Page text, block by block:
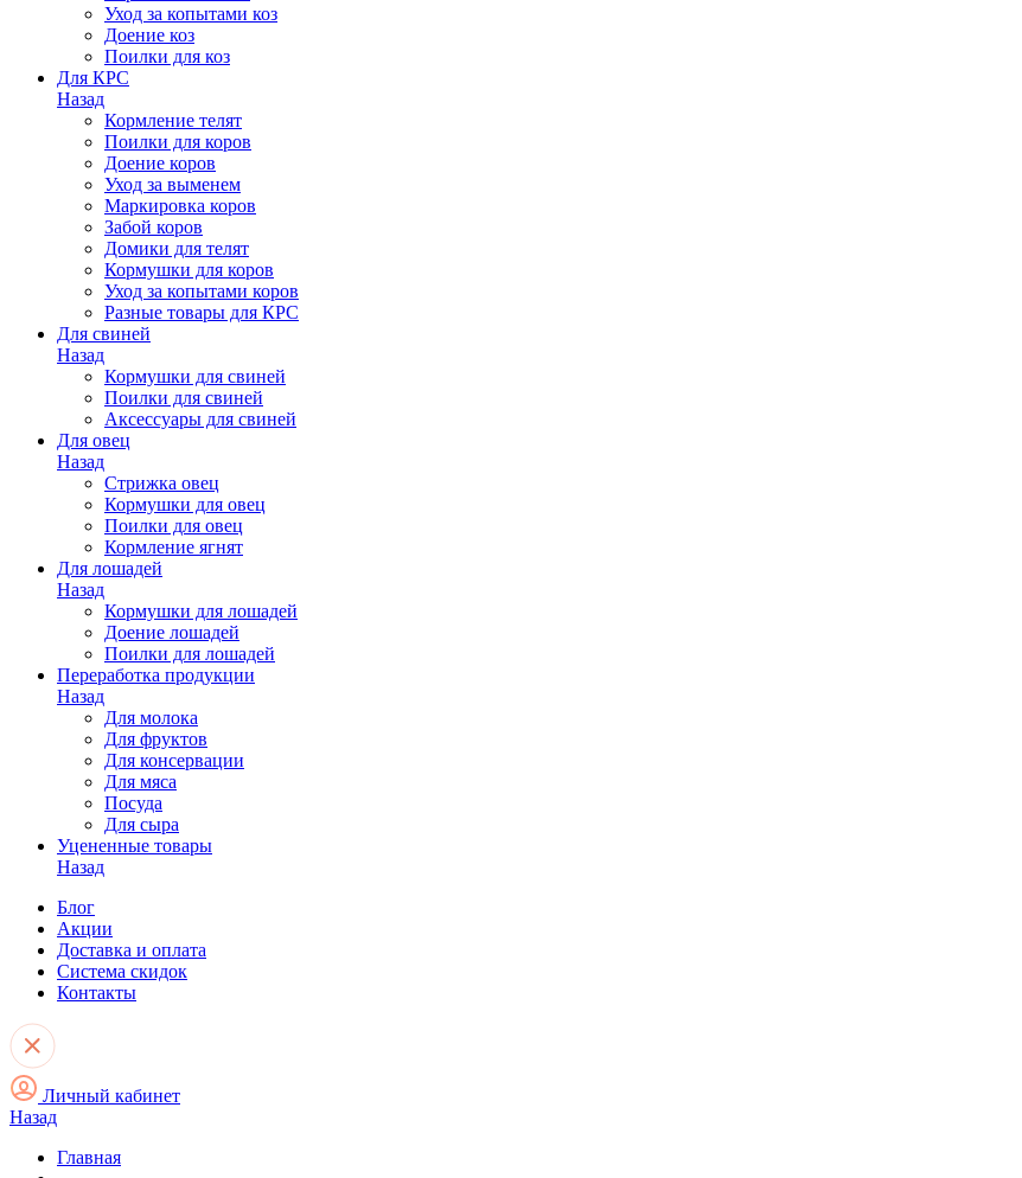
Уход за копытами коз
Доение коз
Поилки для коз
Для КРС
Назад
Кормление телят
Поилки для коров
Доение коров
Уход за выменем
Маркировка коров
Забой коров
Домики для телят
Кормушки для коров
Уход за копытами коров
Разные товары для КРС
Для свиней
Назад
Кормушки для свиней
Поилки для свиней
Аксессуары для свиней
Для овец
Назад
Стрижка овец
Кормушки для овец
Поилки для овец
Кормление ягнят
Для лошадей
Назад
Кормушки для лошадей
Доение лошадей
Поилки для лошадей
Переработка продукции
Назад
Для молока
Для фруктов
Для консервации
Для мяса
Посуда
Для сыра
Уцененные товары
Назад
Блог
Акции
Доставка и оплата
Система скидок
Контакты
Личный кабинет
Назад
Главная